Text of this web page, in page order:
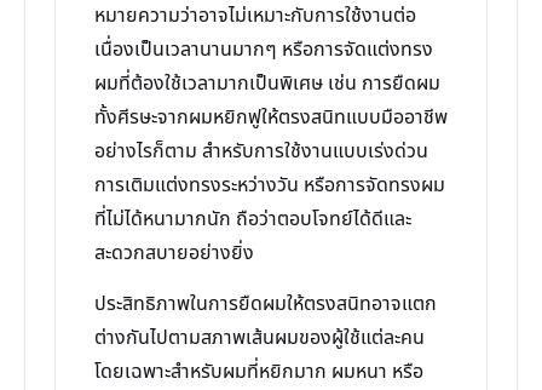
หมายความว่าอาจไม่เหมาะกับการใช้งานต่อ
เนื่องเป็นเวลานานมากๆ หรือการจัดแต่งทรง
ผมที่ต้องใช้เวลามากเป็นพิเศษ เช่น การยืดผม
ทั้งศีรษะจากผมหยิกฟูให้ตรงสนิทแบบมืออาชีพ
อย่างไรก็ตาม สำหรับการใช้งานแบบเร่งด่วน
การเติมแต่งทรงระหว่างวัน หรือการจัดทรงผม
ที่ไม่ได้หนามากนัก ถือว่าตอบโจทย์ได้ดีและ
สะดวกสบายอย่างยิ่ง
ประสิทธิภาพในการยืดผมให้ตรงสนิทอาจแตก
ต่างกันไปตามสภาพเส้นผมของผู้ใช้แต่ละคน
โดยเฉพาะสำหรับผมที่หยิกมาก ผมหนา หรือ